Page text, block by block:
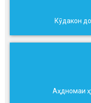
Кӯдакон
Аҳдномаи